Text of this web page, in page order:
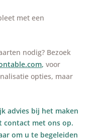
met een
nodig? Bezoek
, voor
opties, maar
advies bij het maken
contact met ons op.
om u te begeleiden